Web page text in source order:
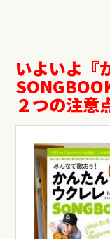
いよいよ『
２つの注意